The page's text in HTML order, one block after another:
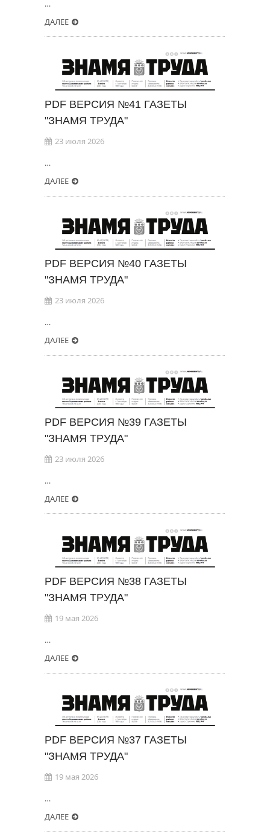
…
ДАЛЕЕ
PDF ВЕРСИЯ №41 ГАЗЕТЫ
"ЗНАМЯ ТРУДА"
23 июля 2026
…
ДАЛЕЕ
PDF ВЕРСИЯ №40 ГАЗЕТЫ
"ЗНАМЯ ТРУДА"
23 июля 2026
…
ДАЛЕЕ
PDF ВЕРСИЯ №39 ГАЗЕТЫ
"ЗНАМЯ ТРУДА"
23 июля 2026
…
ДАЛЕЕ
PDF ВЕРСИЯ №38 ГАЗЕТЫ
"ЗНАМЯ ТРУДА"
19 мая 2026
…
ДАЛЕЕ
PDF ВЕРСИЯ №37 ГАЗЕТЫ
"ЗНАМЯ ТРУДА"
19 мая 2026
…
ДАЛЕЕ